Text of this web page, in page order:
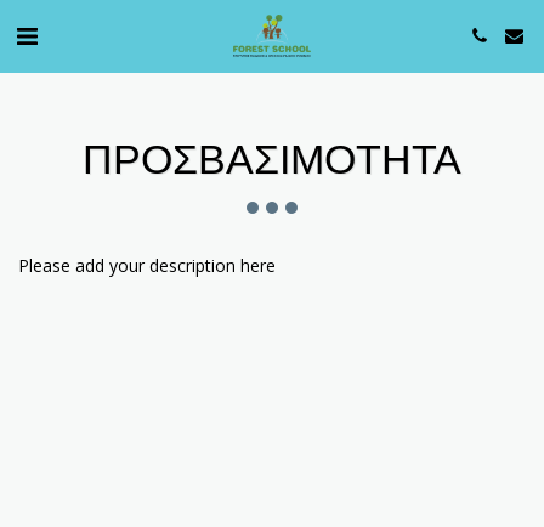
ΠΡΟΣΒΑΣΙΜΌΤΗΤΑ
Please add your description here